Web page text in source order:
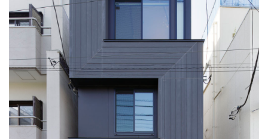
メディア掲載・出演・講演等